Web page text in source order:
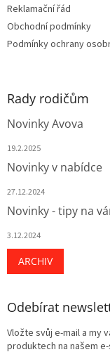
Reklamační řád
Obchodní podmínky
Podmínky ochrany
Rady rodičům
Novinky Avova
19.2.2025
Novinky v nabídce
27.12.2024
Novinky - tipy na
3.12.2024
ARCHIV
Odebírat
Vložte svůj e-mail a my
produktech na našem